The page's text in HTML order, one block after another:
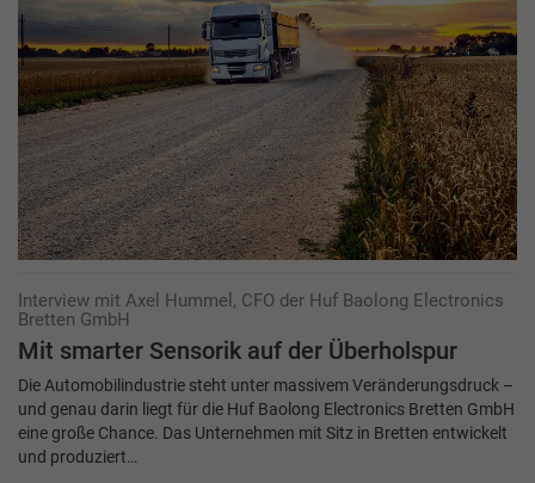
Interview mit Axel Hummel, CFO der Huf Baolong Electronics
Bretten GmbH
Mit smarter Sensorik auf der Überholspur
Die Automobilindustrie steht unter massivem Veränderungsdruck –
und genau darin liegt für die Huf Baolong Electronics Bretten GmbH
eine große Chance. Das Unternehmen mit Sitz in Bretten entwickelt
und produziert…